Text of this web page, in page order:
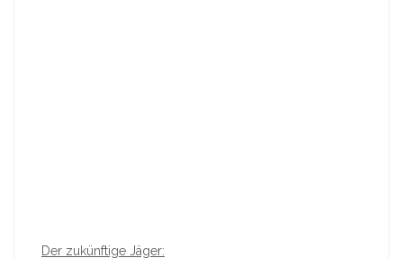
Der zukünftige Jäger: